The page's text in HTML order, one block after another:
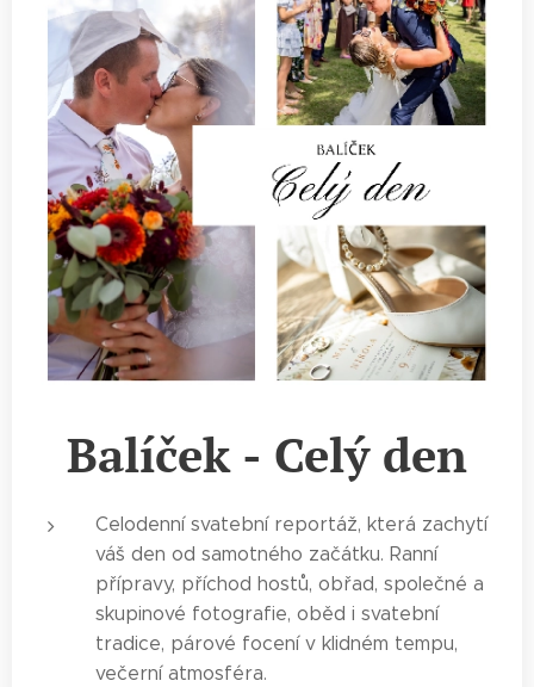
Balíček - Celý den
Celodenní svatební reportáž, která zachytí
váš den od samotného začátku. Ranní
přípravy, příchod hostů, obřad, společné a
skupinové fotografie, oběd i svatební
tradice, párové focení v klidném tempu,
večerní atmosféra.